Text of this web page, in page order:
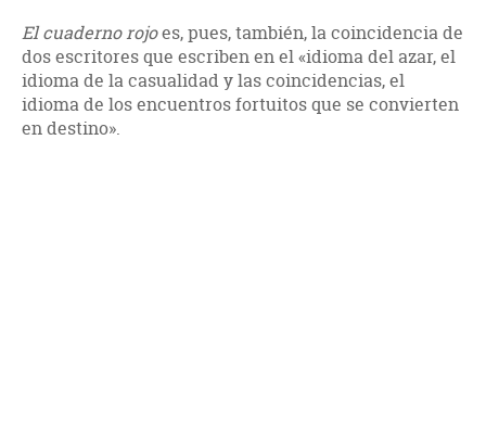
El cuaderno rojoes, pues, también, la coincidencia de
dos escritores que escriben en el «idioma del azar, el
idioma de la casualidad y las coincidencias, el
idioma de los encuentros fortuitos que se convierten
en destino».